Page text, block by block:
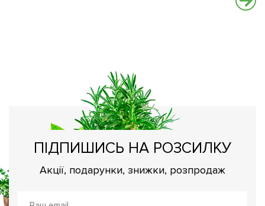
ПІДПИШИСЬ НА РОЗСИЛКУ
Акції, подарунки, знижки, розпродаж